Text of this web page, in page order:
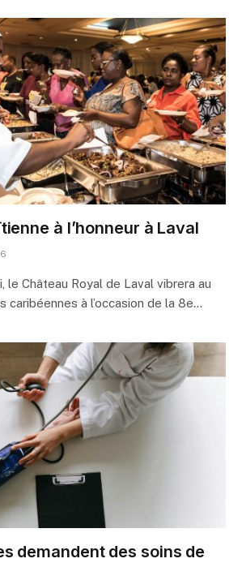
à l’honneur à Laval
le Château Royal de Laval vibrera au
caribéennes à l’occasion de la 8e…
demandent des soins de